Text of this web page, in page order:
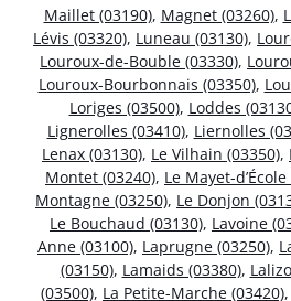
Maillet (03190), Magnet (03260),
Lévis (03320), Luneau (03130),
Louroux-de-Bouble (03330),
Louroux-Bourbonnais (03350),
Loriges (03500), Loddes
Lignerolles (03410), Liernolles
Lenax (03130), Le Vilhain (03350),
Montet (03240), Le Mayet-
Montagne (03250), Le Donjon
Le Bouchaud (03130), Lavoine
Anne (03100), Laprugne (03250),
(03150), Lamaids (03380),
(03500), La Petite-Marche (03420),